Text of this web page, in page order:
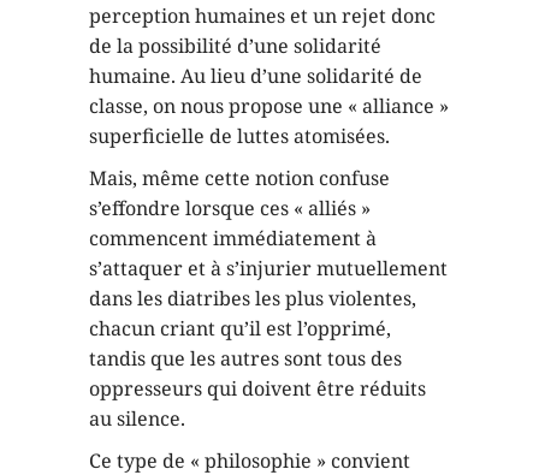
perception humaines et un rejet donc
de la possibilité d’une solidarité
humaine. Au lieu d’une solidarité de
classe, on nous propose une « alliance »
superficielle de luttes atomisées.
Mais, même cette notion confuse
s’effondre lorsque ces « alliés »
commencent immédiatement à
s’attaquer et à s’injurier mutuellement
dans les diatribes les plus violentes,
chacun criant qu’il est l’opprimé,
tandis que les autres sont tous des
oppresseurs qui doivent être réduits
au silence.
Ce type de « philosophie » convient